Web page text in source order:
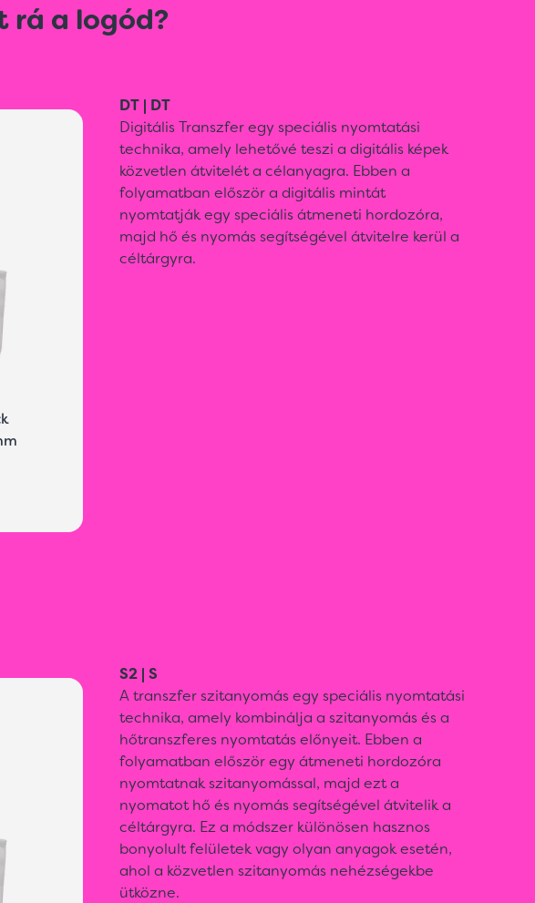
rá a logód?
DT | DT
Digitális Transzfer egy speciális nyomtatási
technika, amely lehetővé teszi a digitális képek
közvetlen átvitelét a célanyagra. Ebben a
folyamatban először a digitális mintát
nyomtatják egy speciális átmeneti hordozóra,
majd hő és nyomás segítségével átvitelre kerül a
céltárgyra.
S2 | S
A transzfer szitanyomás egy speciális nyomtatási
technika, amely kombinálja a szitanyomás és a
hőtranszferes nyomtatás előnyeit. Ebben a
folyamatban először egy átmeneti hordozóra
nyomtatnak szitanyomással, majd ezt a
nyomatot hő és nyomás segítségével átvitelik a
céltárgyra. Ez a módszer különösen hasznos
bonyolult felületek vagy olyan anyagok esetén,
ahol a közvetlen szitanyomás nehézségekbe
ütközne.